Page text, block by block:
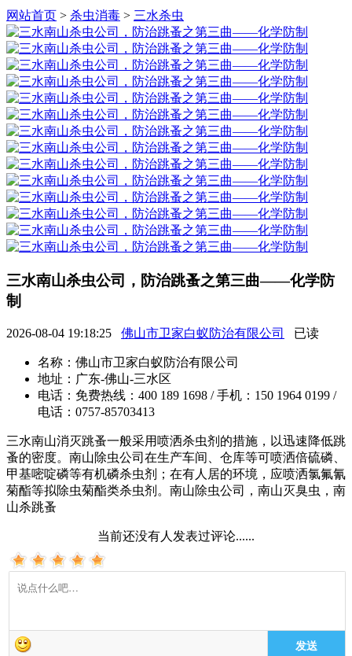
网站首页 > 杀虫消毒 > 三水杀虫
三水南山杀虫公司，防治跳蚤之第三曲——化学防
制
2026-08-04 19:18:25 佛山市卫家白蚁防治有限公司 已读
名称： 佛山市卫家白蚁防治有限公司
地址： 广东-佛山-三水区
电话： 免费热线：400 189 1698 / 手机：150 1964 0199 /
电话：0757-85703413
三水南山消灭跳蚤一般采用喷洒杀虫剂的措施，以迅速降低跳
蚤的密度。南山除虫公司在生产车间、仓库等可喷洒倍硫磷、
甲基嘧啶磷等有机磷杀虫剂；在有人居的环境，应喷洒氯氟氰
菊酯等拟除虫菊酯类杀虫剂。南山除虫公司，南山灭臭虫，南
山杀跳蚤
当前还没有人发表过评论......
发送